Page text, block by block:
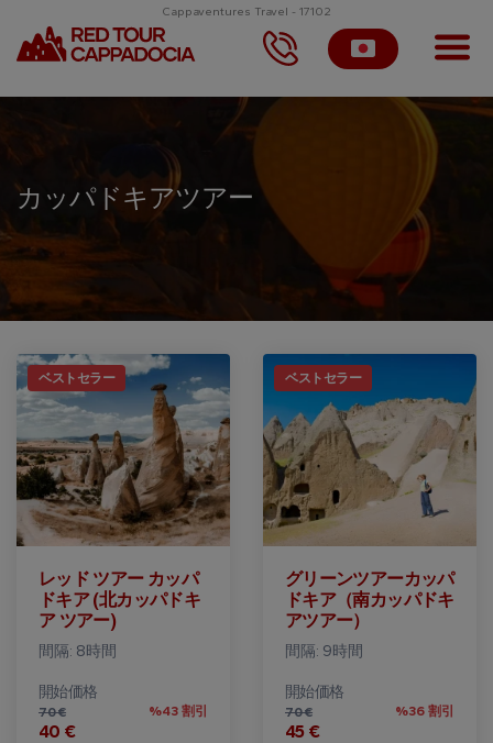
Cappaventures Travel - 17102
カッパドキアツアー
ベストセラー
レッド ツアー カッパ
ドキア (北カッパドキ
ア ツアー)
間隔: 8時間
開始価格
70 €
40 €
%43 割引
ベストセラー
グリーンツアーカッパ
ドキア（南カッパドキ
アツアー）
間隔: 9時間
開始価格
70 €
45 €
%36 割引